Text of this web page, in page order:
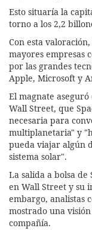
Esto situaría la
torno a los 2,2
Con esta
mayores empresas
por las grandes
Apple, Microsoft y
El magnate
Wall Street, que
necesaria para
multiplanetaria" y
pueda viajar algún
sistema solar".
La salida a bolsa
en Wall Street y su
embargo, analistas
mostrado una
compañía.